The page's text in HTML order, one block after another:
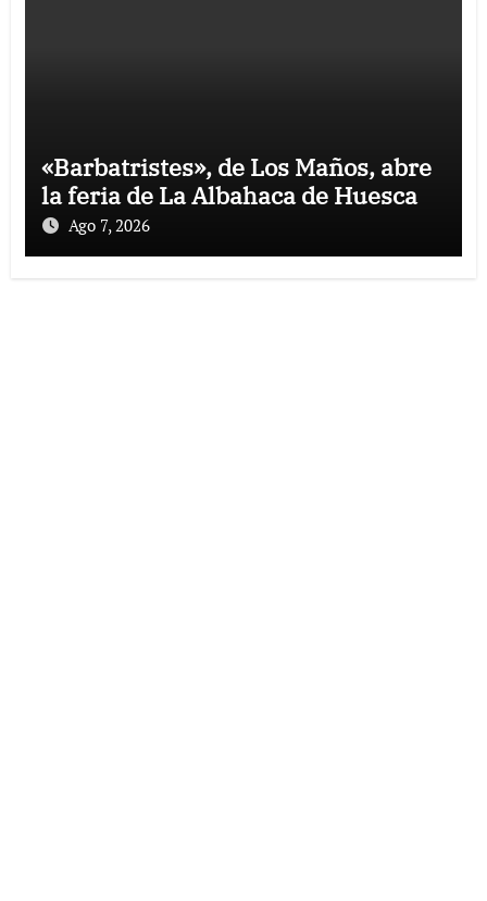
«Barbatristes», de Los Maños, abre
la feria de La Albahaca de Huesca
Ago 7, 2026